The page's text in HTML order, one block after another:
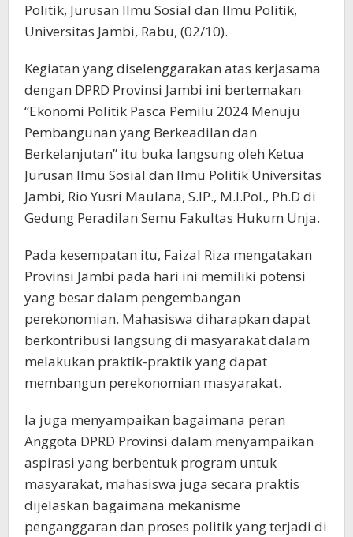
Politik, Jurusan Ilmu Sosial dan Ilmu Politik,
Universitas Jambi, Rabu, (02/10).
Kegiatan yang diselenggarakan atas kerjasama
dengan DPRD Provinsi Jambi ini bertemakan
“Ekonomi Politik Pasca Pemilu 2024 Menuju
Pembangunan yang Berkeadilan dan
Berkelanjutan” itu buka langsung oleh Ketua
Jurusan Ilmu Sosial dan Ilmu Politik Universitas
Jambi, Rio Yusri Maulana, S.IP., M.I.Pol., Ph.D di
Gedung Peradilan Semu Fakultas Hukum Unja.
Pada kesempatan itu, Faizal Riza mengatakan
Provinsi Jambi pada hari ini memiliki potensi
yang besar dalam pengembangan
perekonomian. Mahasiswa diharapkan dapat
berkontribusi langsung di masyarakat dalam
melakukan praktik-praktik yang dapat
membangun perekonomian masyarakat.
Ia juga menyampaikan bagaimana peran
Anggota DPRD Provinsi dalam menyampaikan
aspirasi yang berbentuk program untuk
masyarakat, mahasiswa juga secara praktis
dijelaskan bagaimana mekanisme
penganggaran dan proses politik yang terjadi di